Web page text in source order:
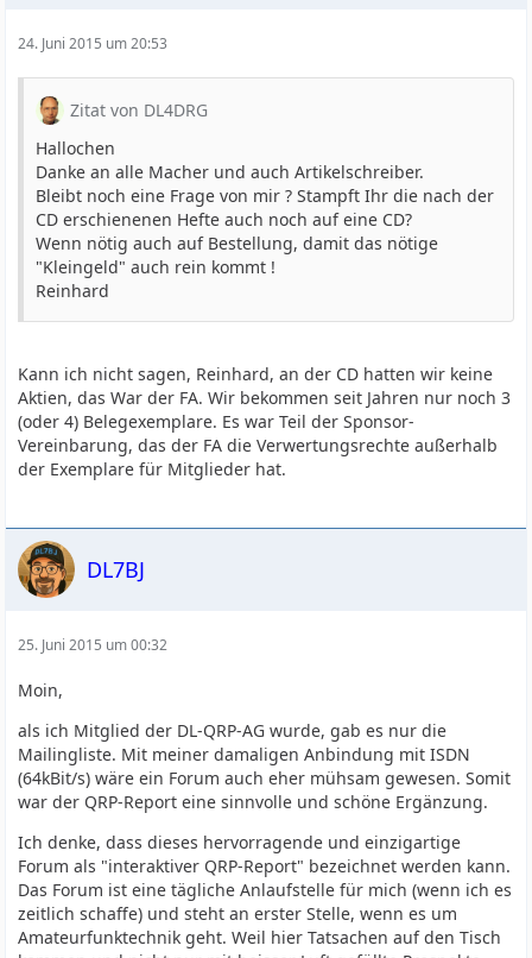
24. Juni 2015 um 20:53
Zitat von DL4DRG
Hallochen
Danke an alle Macher und auch Artikelschreiber.
Bleibt noch eine Frage von mir ? Stampft Ihr die nach der
CD erschienenen Hefte auch noch auf eine CD?
Wenn nötig auch auf Bestellung, damit das nötige
"Kleingeld" auch rein kommt !
Reinhard
Kann ich nicht sagen, Reinhard, an der CD hatten wir keine
Aktien, das War der FA. Wir bekommen seit Jahren nur noch 3
(oder 4) Belegexemplare. Es war Teil der Sponsor-
Vereinbarung, das der FA die Verwertungsrechte außerhalb
der Exemplare für Mitglieder hat.
DL7BJ
25. Juni 2015 um 00:32
Moin,
als ich Mitglied der DL-QRP-AG wurde, gab es nur die
Mailingliste. Mit meiner damaligen Anbindung mit ISDN
(64kBit/s) wäre ein Forum auch eher mühsam gewesen. Somit
war der QRP-Report eine sinnvolle und schöne Ergänzung.
Ich denke, dass dieses hervorragende und einzigartige
Forum als "interaktiver QRP-Report" bezeichnet werden kann.
Das Forum ist eine tägliche Anlaufstelle für mich (wenn ich es
zeitlich schaffe) und steht an erster Stelle, wenn es um
Amateurfunktechnik geht. Weil hier Tatsachen auf den Tisch